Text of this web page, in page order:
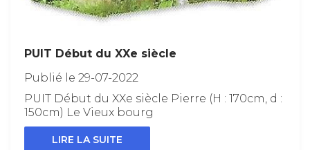
PUIT Début du XXe siècle
Publié le 29-07-2022
PUIT Début du XXe siècle Pierre (H : 170cm, d :
150cm) Le Vieux bourg
LIRE LA SUITE